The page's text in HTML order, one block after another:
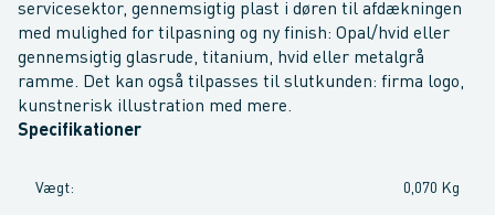
servicesektor, gennemsigtig plast i døren til afdækningen
med mulighed for tilpasning og ny finish: Opal/hvid eller
gennemsigtig glasrude, titanium, hvid eller metalgrå
ramme. Det kan også tilpasses til slutkunden: firma logo,
kunstnerisk illustration med mere.
Specifikationer
Vægt: 0,070 Kg